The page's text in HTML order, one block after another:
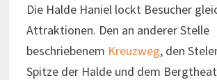
Die Halde Haniel lockt Besucher
Attraktionen. Den an anderer Stelle
beschriebenem Kreuzweg, den
Spitze der Halde und dem